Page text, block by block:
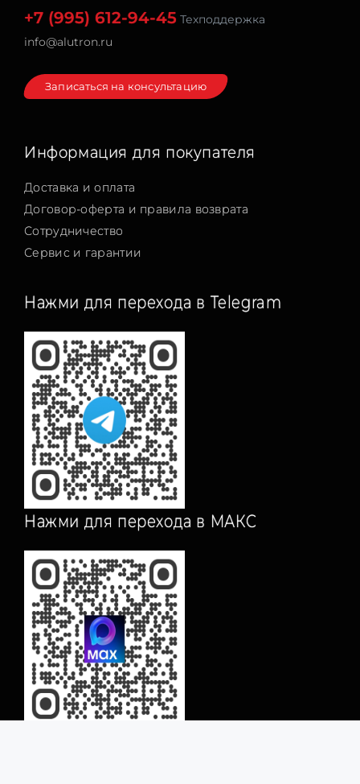
+7 (995) 612-94-45 Техподдержка
info@alutron.ru
Записаться на консультацию
Информация для покупателя
Доставка и оплата
Договор-оферта и правила возврата
Сотрудничество
Сервис и гарантии
Нажми для перехода в Telegram
Нажми для перехода в МАКС